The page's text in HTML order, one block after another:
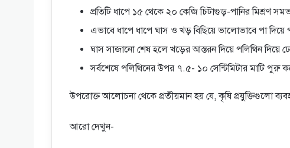
প্রতিটি ধাপে ১৫ থেকে ২০ কেজি চিটাগুড়-পানির মিশ্রণ
এভাবে ধাপে ধাপে ঘাস ও খড় বিছিয়ে ভালোভাবে পা দিয়ে
ঘাস সাজানো শেষ হলে খড়ের আস্তরন দিয়ে পলিথিন দিয়ে
সর্বশেষে পলিথিনের উপর ৭.৫- ১০ সেন্টিমিটার মাটি পুরু
উপরোক্ত আলোচনা থেকে প্রতীয়মান হয় যে, কৃষি প্রযুক্তিগুলো
আরো দেখুন-